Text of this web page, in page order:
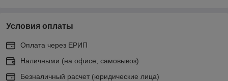
Условия оплаты
Оплата через ЕРИП
Наличными (на офисе, самовывоз)
Безналичный расчет (юридические лица)